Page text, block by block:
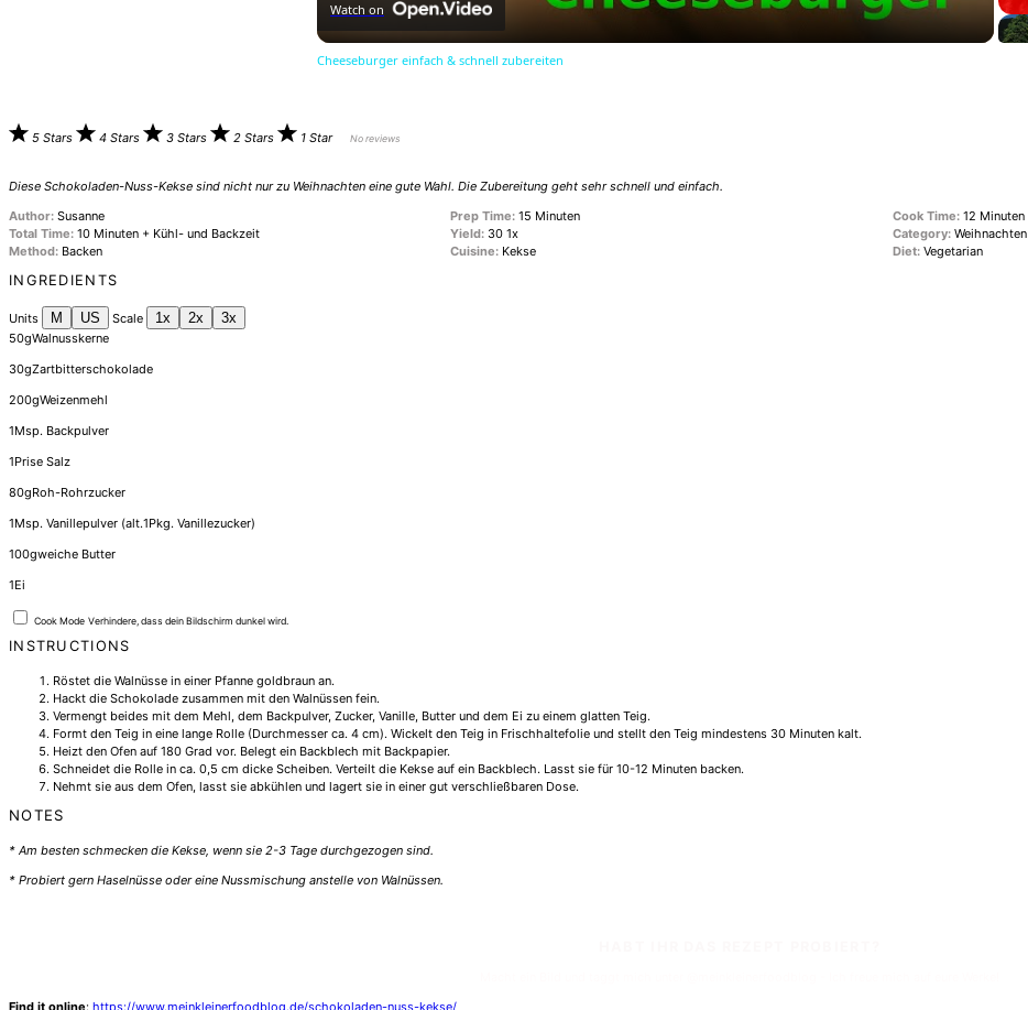
Watch on
Cheeseburger einfach & schnell zubereiten
5 Stars 4 Stars 3 Stars 2 Stars 1 Star No reviews
Diese Schokoladen-Nuss-Kekse sind nicht nur zu Weihnachten eine gute Wahl. Die Zubereitung geht sehr schnell und einfach.
Author: Susanne Prep Time: 15 Minuten Cook Time: 12 Minuten
Total Time: 10 Minuten + Kühl- und Backzeit Yield: 301x Category: Weihnachten
Method: Backen Cuisine: Kekse Diet: Vegetarian
INGREDIENTS
Units M US Scale 1x 2x 3x
50gWalnusskerne
30gZartbitterschokolade
200gWeizenmehl
1Msp. Backpulver
1Prise Salz
80gRoh-Rohrzucker
1Msp. Vanillepulver (alt.1Pkg. Vanillezucker)
100gweiche Butter
1Ei
Cook Mode Verhindere, dass dein Bildschirm dunkel wird.
INSTRUCTIONS
Röstet die Walnüsse in einer Pfanne goldbraun an.
Hackt die Schokolade zusammen mit den Walnüssen fein.
Vermengt beides mit dem Mehl, dem Backpulver, Zucker, Vanille, Butter und dem Ei zu einem glatten Teig.
Formt den Teig in eine lange Rolle (Durchmesser ca. 4 cm). Wickelt den Teig in Frischhaltefolie und stellt den Teig mindestens 30 Minuten kalt.
Heizt den Ofen auf 180 Grad vor. Belegt ein Backblech mit Backpapier.
Schneidet die Rolle in ca. 0,5 cm dicke Scheiben. Verteilt die Kekse auf ein Backblech. Lasst sie für 10-12 Minuten backen.
Nehmt sie aus dem Ofen, lasst sie abkühlen und lagert sie in einer gut verschließbaren Dose.
NOTES
* Am besten schmecken die Kekse, wenn sie 2-3 Tage durchgezogen sind.
* Probiert gern Haselnüsse oder eine Nussmischung anstelle von Walnüssen.